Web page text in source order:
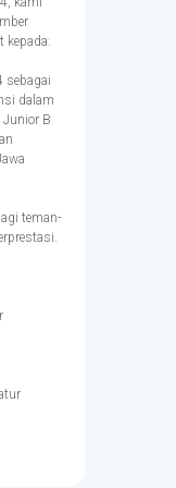
kepada:
sebagai
dalam
Junior B
teman-